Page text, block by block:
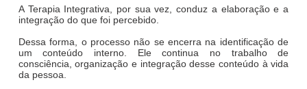
A Terapia Integrativa, por sua vez, conduz a elaboração e a
integração do que foi percebido.
Dessa forma, o processo não se encerra na identificação de
um conteúdo interno. Ele continua no trabalho de
consciência, organização e integração desse conteúdo à vida
da pessoa.